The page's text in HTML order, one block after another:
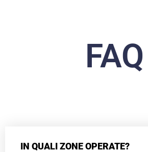
FAQ
IN QUALI ZONE OPERATE?